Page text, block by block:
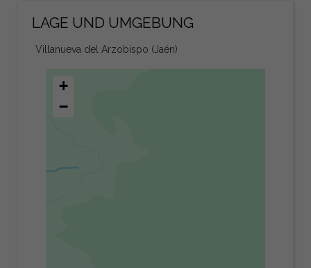
LAGE UND UMGEBUNG
Villanueva del Arzobispo (Jaén)
+
−